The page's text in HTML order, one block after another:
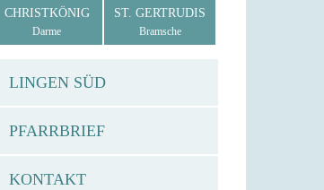
CHRISTKÖNIG
Darme
ST. GERTRUDIS
Bramsche
LINGEN SÜD
PFARRBRIEF
KONTAKT